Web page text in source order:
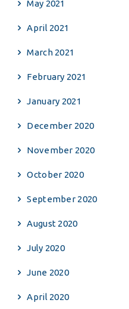
May 2021
April 2021
March 2021
February 2021
January 2021
December 2020
November 2020
October 2020
September 2020
August 2020
July 2020
June 2020
April 2020